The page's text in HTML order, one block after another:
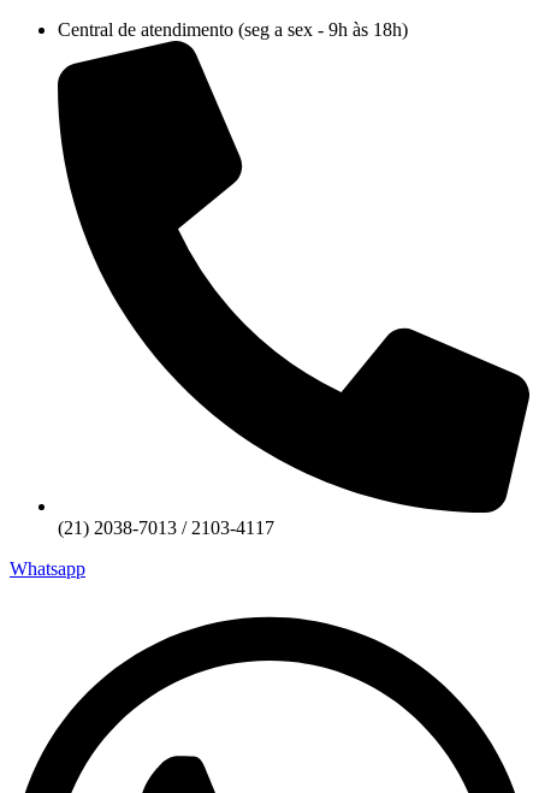
conteúdo
Central de atendimento (seg a sex - 9h às 18h)
(21) 2038-7013 / 2103-4117
Whatsapp